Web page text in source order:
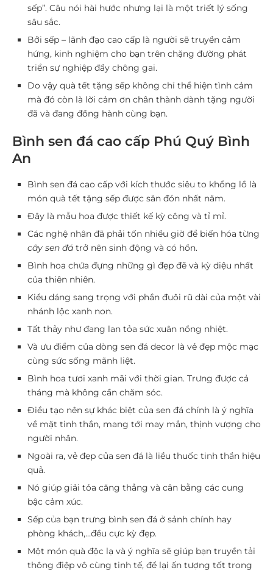
sếp”. Câu nói hài hước nhưng lại là một triết lý sống
sâu sắc.
Bởi sếp – lãnh đạo cao cấp là người sẽ truyền cảm
hứng, kinh nghiệm cho bạn trên chặng đường phát
triển sự nghiệp đầy chông gai.
Do vậy quà tết tặng sếp không chỉ thể hiện tình cảm
mà đó còn là lời cảm ơn chân thành dành tặng người
đã và đang đồng hành cùng bạn.
Bình sen đá cao cấp Phú Quý Bình
An
Bình sen đá cao cấp với kích thước siêu to khổng lồ là
món quà tết tặng sếp được săn đón nhất năm.
Đây là mẫu hoa được thiết kế kỳ công và tỉ mỉ.
Các nghệ nhân đã phải tốn nhiều giờ để biến hóa từng
cây sen đá trở nên sinh động và có hồn.
Bình hoa chứa đựng những gì đẹp đẽ và kỳ diệu nhất
của thiên nhiên.
Kiểu dáng sang trọng với phần đuôi rũ dài của một vài
nhánh lộc xanh non.
Tất thảy như đang lan tỏa sức xuân nồng nhiệt.
Và ưu điểm của dòng sen đá decor là vẻ đẹp mộc mạc
cùng sức sống mãnh liệt.
Bình hoa tươi xanh mãi với thời gian. Trưng được cả
tháng mà không cần chăm sóc.
Điều tạo nên sự khác biệt của sen đá chính là ý nghĩa
về mặt tinh thần, mang tới may mắn, thịnh vượng cho
người nhân.
Ngoài ra, vẻ đẹp của sen đá là liều thuốc tinh thần hiệu
quả.
Nó giúp giải tỏa căng thẳng và cân bằng các cung
bậc cảm xúc.
Sếp của bạn trưng bình sen đá ở sảnh chính hay
phòng khách,…đều cực kỳ đẹp.
Một món quà độc lạ và ý nghĩa sẽ giúp bạn truyền tải
thông điệp vô cùng tinh tế, để lại ấn tượng tốt trong